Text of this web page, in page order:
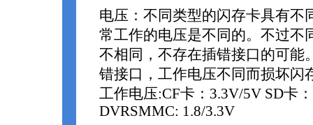
电压：不同类型的闪存卡具有不
常工作的电压是不同的。不过不
不相同，不存在插错接口的可能
错接口，工作电压不同而损坏闪
工作电压:CF卡：3.3V/5V SD卡
DVRSMMC: 1.8/3.3V